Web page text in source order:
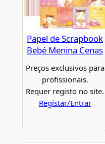
Papel de Scrapbook
Bebé Menina Cenas
Preços exclusivos para
profissionais.
Requer registo no site.
Registar/Entrar